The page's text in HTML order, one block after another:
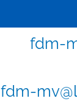
fdm-
fdm-